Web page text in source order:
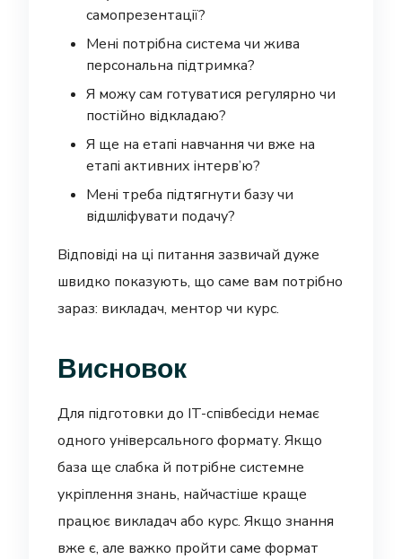
самопрезентації?
Мені потрібна система чи жива
персональна підтримка?
Я можу сам готуватися регулярно чи
постійно відкладаю?
Я ще на етапі навчання чи вже на
етапі активних інтерв’ю?
Мені треба підтягнути базу чи
відшліфувати подачу?
Відповіді на ці питання зазвичай дуже
швидко показують, що саме вам потрібно
зараз: викладач, ментор чи курс.
Висновок
Для підготовки до IT-співбесіди немає
одного універсального формату. Якщо
база ще слабка й потрібне системне
укріплення знань, найчастіше краще
працює викладач або курс. Якщо знання
вже є, але важко пройти саме формат